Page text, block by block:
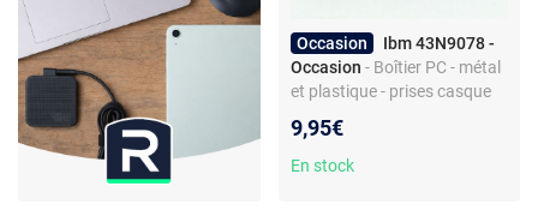
Occasion
Ibm 43N9078 -
Occasion - Boîtier PC - métal
et plastique - prises casque
façade
9,95€
En stock